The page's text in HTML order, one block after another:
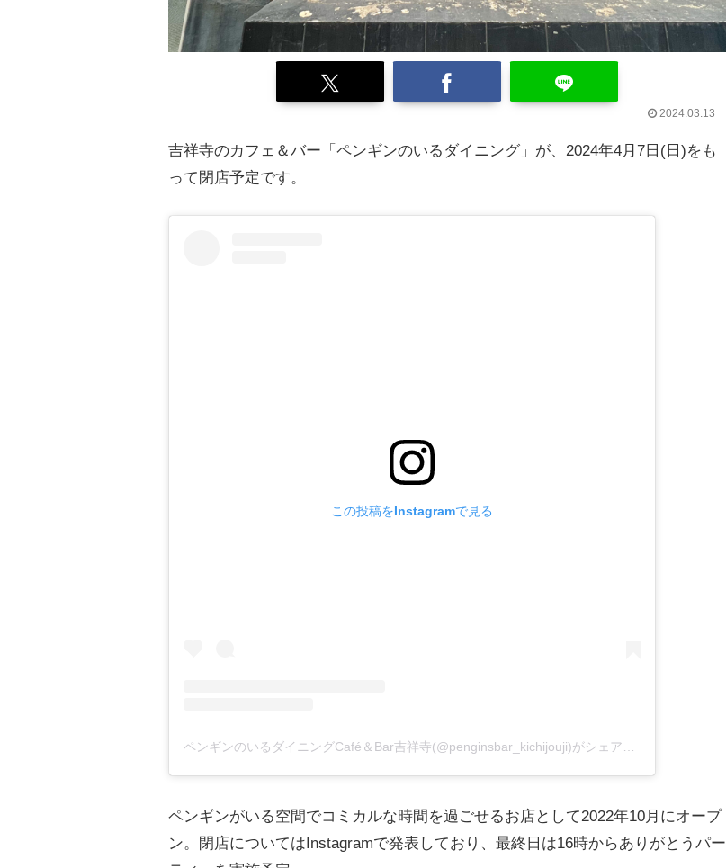
2024.03.13
吉祥寺のカフェ＆バー「ペンギンのいるダイニング」が、2024年4月7日(日)をも
って閉店予定です。
この投稿をInstagramで見る
ペンギンがいる空間でコミカルな時間を過ごせるお店として2022年10月にオープ
ン。閉店についてはInstagramで発表しており、最終日は16時からありがとうパー